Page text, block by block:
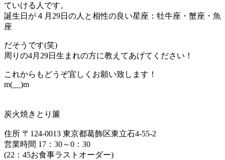
ていける人です。
誕生日が４月29日の人と相性の良い星座：牡牛座・蟹座・魚
座
だそうです(笑)
周りの4月29日生まれの方に教えてあげてください！
これからもどうぞ宜しくお願い致します！
m(__)m
炭火焼きとり簾
住所 〒124-0013 東京都葛飾区東立石4-55-2
営業時間 17：30～0：30
(22：45お食事ラストオーダー)